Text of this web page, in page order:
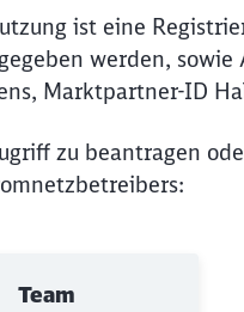
ist eine
werden,
Marktpartner-ID
zu beantragen
Team